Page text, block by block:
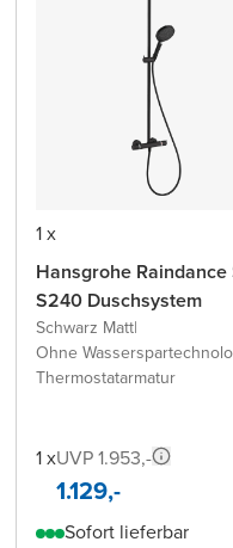
1 x
Hansgrohe Raindance
S240 Duschsystem
Schwarz Matt|
Ohne
Thermostatarmatur
1 xUVP 1.953,-
1.129,-
Sofort lieferbar